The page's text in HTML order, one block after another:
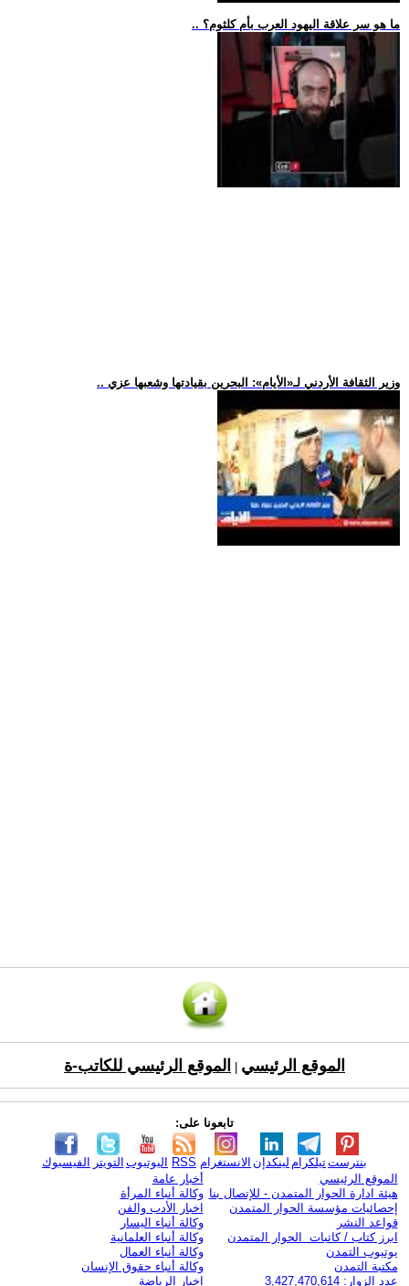
.. ما هو سر علاقة اليهود العرب بأم كلثوم؟
.. وزير الثقافة الأردني لـ«الأيام»: البحرين بقيادتها وشعبها عزي
الموقع الرئيسي الموقع الرئيسي للكاتب-ة
تابعونا على:
الفيسبوك التويتر اليوتيوب RSS الانستغرام لينكدإن تيلكرامبنترست
الموقع الرئيسي
هيئة ادارة الحوار المتمدن - للإتصال بنا
إحصائيات مؤسسة الحوار المتمدن
قواعد النشر
ابرز كتاب / كاتبات الحوار المتمدن
يوتيوب التمدن
مكتبة التمدن
عدد الزوار: 3,427,470,614
أخبار عامة
وكالة أنباء المرأة
اخبار الأدب والفن
وكالة أنباء اليسار
وكالة أنباء العلمانية
وكالة أنباء العمال
وكالة أنباء حقوق الإنسان
اخبار الرياضة